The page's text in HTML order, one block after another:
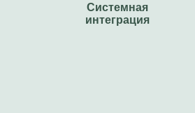
Системная
интеграция